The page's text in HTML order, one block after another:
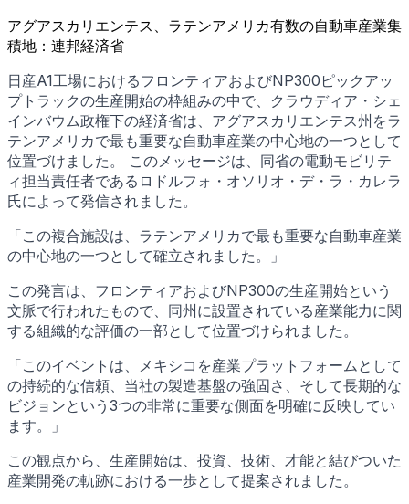
アグアスカリエンテス、ラテンアメリカ有数の自動車産業集
積地：連邦経済省
日産A1工場におけるフロンティアおよびNP300ピックアッ
プトラックの生産開始の枠組みの中で、クラウディア・シェ
インバウム政権下の経済省は、アグアスカリエンテス州をラ
テンアメリカで最も重要な自動車産業の中心地の一つとして
位置づけました。 このメッセージは、同省の電動モビリテ
ィ担当責任者であるロドルフォ・オソリオ・デ・ラ・カレラ
氏によって発信されました。
「この複合施設は、ラテンアメリカで最も重要な自動車産業
の中心地の一つとして確立されました。」
この発言は、フロンティアおよびNP300の生産開始という
文脈で行われたもので、同州に設置されている産業能力に関
する組織的な評価の一部として位置づけられました。
「このイベントは、メキシコを産業プラットフォームとして
の持続的な信頼、当社の製造基盤の強固さ、そして長期的な
ビジョンという3つの非常に重要な側面を明確に反映してい
ます。」
この観点から、生産開始は、投資、技術、才能と結びついた
産業開発の軌跡における一歩として提案されました。